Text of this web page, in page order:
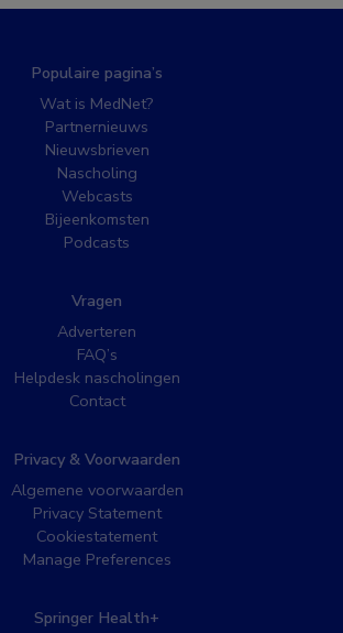
Populaire pagina’s
Wat is MedNet?
Partnernieuws
Nieuwsbrieven
Nascholing
Webcasts
Bijeenkomsten
Podcasts
Vragen
Adverteren
FAQ’s
Helpdesk nascholingen
Contact
Privacy & Voorwaarden
Algemene voorwaarden
Privacy Statement
Cookiestatement
Manage Preferences
Springer Health+